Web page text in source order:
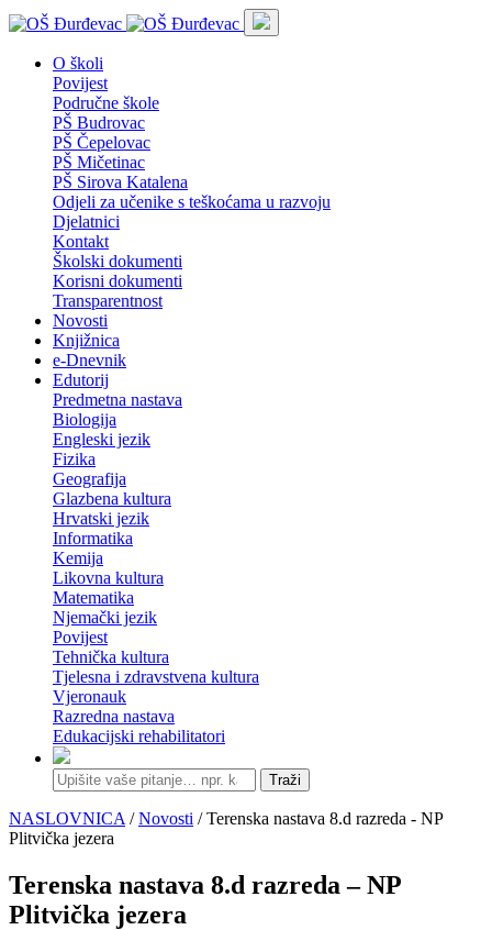
O školi
Povijest
Područne škole
PŠ Budrovac
PŠ Čepelovac
PŠ Mičetinac
PŠ Sirova Katalena
Odjeli za učenike s teškoćama u razvoju
Djelatnici
Kontakt
Školski dokumenti
Korisni dokumenti
Transparentnost
Novosti
Knjižnica
e-Dnevnik
Edutorij
Predmetna nastava
Biologija
Engleski jezik
Fizika
Geografija
Glazbena kultura
Hrvatski jezik
Informatika
Kemija
Likovna kultura
Matematika
Njemački jezik
Povijest
Tehnička kultura
Tjelesna i zdravstvena kultura
Vjeronauk
Razredna nastava
Edukacijski rehabilitatori
Traži
NASLOVNICA /Novosti / Terenska nastava 8.d razreda - NP
Plitvička jezera
Terenska nastava 8.d razreda – NP
Plitvička jezera